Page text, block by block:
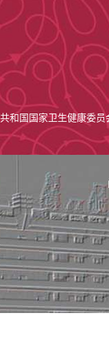
遗传
髓神
3、
障碍
或/和
4、
鼾、
功能
病人
和国国家卫生健康委员